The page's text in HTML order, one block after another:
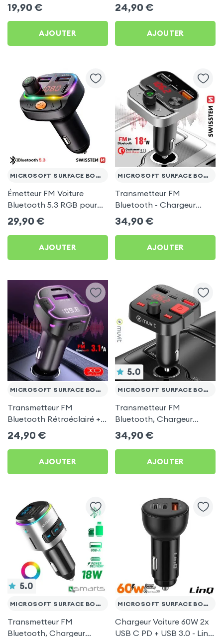
13.5
19,90 €
AJOUTER
24,90 €
AJOUTER
MICROSOFT SURFACE BOOK 3 13.5
Émetteur FM Voiture
Bluetooth 5.3 RGB pour
Microsoft Surface Book 3
13.5
29,90 €
AJOUTER
MICROSOFT SURFACE BOOK 3 13.5
Transmetteur FM
Bluetooth - Chargeur
Voiture USB C + USB -
Swissten
34,90 €
AJOUTER
MICROSOFT SURFACE BOOK 3 13.5
Transmetteur FM
Bluetooth Rétroéclairé +
Chargeur Voiture USB C
et USB - XO
24,90 €
AJOUTER
5.0
MICROSOFT SURFACE BOOK 3 13.5
Transmetteur FM
Bluetooth, Chargeur
Allume-cigare, Muvit pour
Microsoft Surface Book 3
13.5
34,90 €
AJOUTER
5.0
MICROSOFT SURFACE BOOK 3 13.5
Transmetteur FM
Bluetooth, Chargeur
MICROSOFT SURFACE BOOK 3 13.5
Chargeur Voiture 60W 2x
USB C PD + USB 3.0 - LinQ